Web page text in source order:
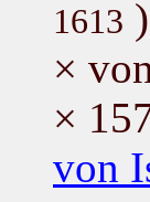
1613 )
×
×
von